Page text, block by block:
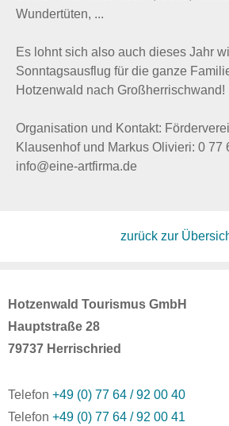
Wundertüten, ...
Es lohnt sich also auch dieses Jahr
Sonntagsausflug für die ganze
Hotzenwald nach Großherrischwand!
Organisation und Kontakt:
Klausenhof und Markus Olivieri: 0 77
info@eine-artfirma.de
zurück zur
Hotzenwald Tourismus GmbH
Hauptstraße 28
79737 Herrischried
Telefon +49 (0) 77 64 / 92 00 40
Telefon +49 (0) 77 64 / 92 00 41